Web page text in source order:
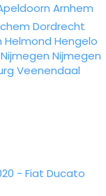
Arnhem
Dordrecht
Helmond Hengelo
Nijmegen Nijmegen
Veenendaal
- Fiat Ducato